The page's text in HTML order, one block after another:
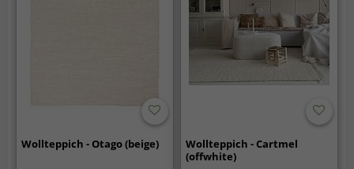
Wollteppich - Otago (beige)
Wollteppich - Cartmel
(offwhite)